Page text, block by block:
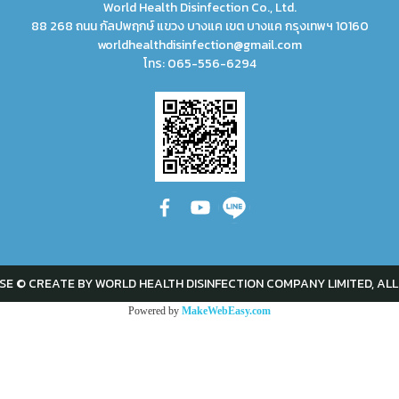
World Health Disinfection Co., Ltd.
88 268 ถนน กัลปพฤกษ์ แขวง บางแค เขต บางแค กรุงเทพฯ 10160
worldhealthdisinfection@gmail.com
โทร:065-556-6294
© CREATE BY WORLD HEALTH DISINFECTION COMPANY LIMITED,
Powered by MakeWebEasy.com